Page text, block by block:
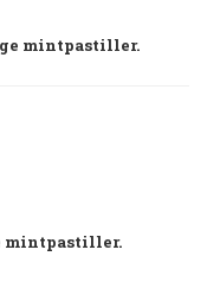
mintpastiller.
mintpastiller.